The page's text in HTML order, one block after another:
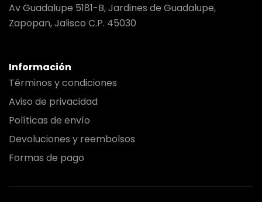
Av Guadalupe 5181-B, Jardines de Guadalupe,
Zapopan, Jalisco C.P. 45030
Información
Términos y condiciones
Aviso de privacidad
Políticas de envío
Devoluciones y reembolsos
Formas de pago